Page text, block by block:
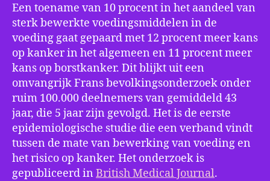
Een toename van 10 procent in het aandeel van
sterk bewerkte voedingsmiddelen in de
voeding gaat gepaard met 12 procent meer kans
op kanker in het algemeen en 11 procent meer
kans op borstkanker. Dit blijkt uit een
omvangrijk Frans bevolkingsonderzoek onder
ruim 100.000 deelnemers van gemiddeld 43
jaar, die 5 jaar zijn gevolgd. Het is de eerste
epidemiologische studie die een verband vindt
tussen de mate van bewerking van voeding en
het risico op kanker. Het onderzoek is
gepubliceerd in British Medical Journal.